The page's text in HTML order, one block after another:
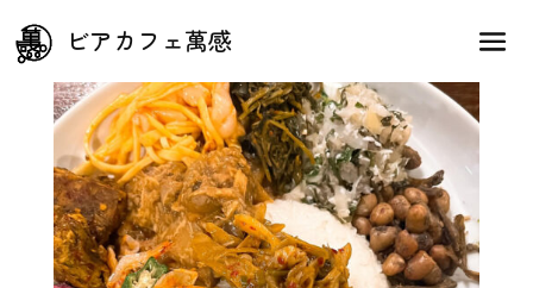
ビアカフェ萬感
新生萬感2周年祭